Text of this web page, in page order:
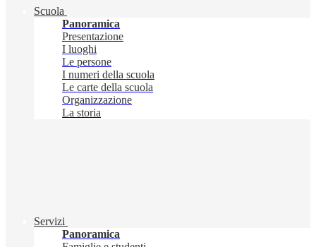
Scuola
Panoramica
Presentazione
I luoghi
Le persone
I numeri della scuola
Le carte della scuola
Organizzazione
La storia
Servizi
Panoramica